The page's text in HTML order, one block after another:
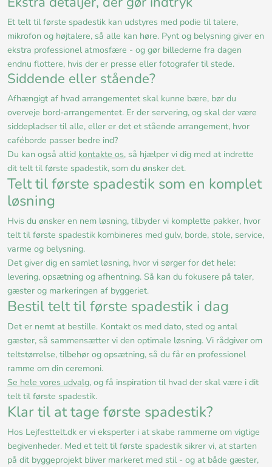
Et telt til første spadestik kan udstyres med podie til talere,
mikrofon og højtalere, så alle kan høre. Pynt og belysning giver en
ekstra professionel atmosfære - og gør billederne fra dagen
endnu flottere, hvis der er presse eller fotografer til stede.
Siddende eller stående?
Afhængigt af hvad arrangementet skal kunne bære, bør du
overveje bord-arrangementet. Er der servering, og skal der være
siddepladser til alle, eller er det et stående arrangement, hvor
caféborde passer bedre ind?
Du kan også altid kontakte os, så hjælper vi dig med at indrette
dit telt til første spadestik, som du ønsker det.
Telt til første spadestik som en komplet
løsning
Hvis du ønsker en nem løsning, tilbyder vi komplette pakker, hvor
telt til første spadestik kombineres med gulv, borde, stole, service,
varme og belysning.
Det giver dig en samlet løsning, hvor vi sørger for det hele:
levering, opsætning og afhentning. Så kan du fokusere på taler,
gæster og markeringen af byggeriet.
Bestil telt til første spadestik i dag
Det er nemt at bestille. Kontakt os med dato, sted og antal
gæster, så sammensætter vi den optimale løsning. Vi rådgiver om
teltstørrelse, tilbehør og opsætning, så du får en professionel
ramme om din ceremoni.
Se hele vores udvalg, og få inspiration til hvad der skal være i dit
telt til første spadestik.
Klar til at tage første spadestik?
Hos Lejfesttelt.dk er vi eksperter i at skabe rammerne om vigtige
begivenheder. Med et telt til første spadestik sikrer vi, at starten
på dit byggeprojekt bliver markeret med stil - og at både gæster,